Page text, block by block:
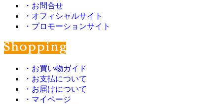
・お問合せ
・オフィシャルサイト
・プロモーションサイト
・お買い物ガイド
・お支払について
・お届けについて
・マイページ